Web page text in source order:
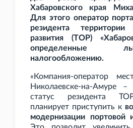
Хабаровского края
Для этого оператор
резидента
развития (ТОР)
определенные
налогообложению.
«Компания-оператор
Николаевске-на-Амуре
статус резидента
планирует приступить к
модернизации портовой